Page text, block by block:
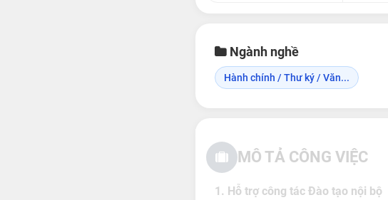
Ngành nghề
Hành chính / Thư ký / Văn...
MÔ TẢ CÔNG VIỆC
1. Hỗ trợ công tác Đào tạo nội bộ